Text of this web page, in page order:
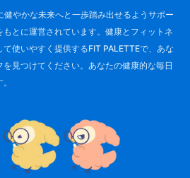
健やかな未来へと一歩踏み出せるようサポー
とに運営されています。健康とフィットネ
使いやすく提供するFIT PALETTEで、あな
見つけてください。あなたの健康的な毎日